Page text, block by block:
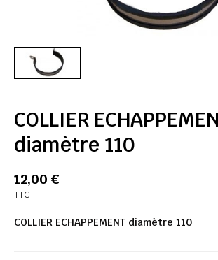
COLLIER
diamètre 110
12,00 €
TTC
COLLIER ECHAPPEMENT diamètre 110